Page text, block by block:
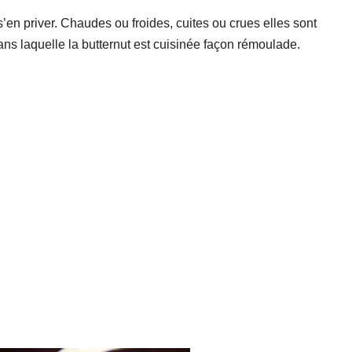
priver. Chaudes ou froides, cuites ou crues elles sont
laquelle la butternut est cuisinée façon rémoulade.